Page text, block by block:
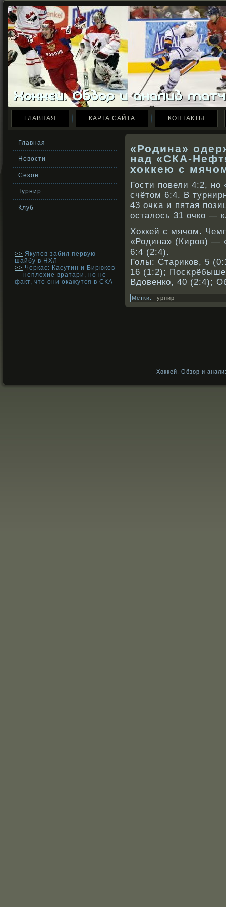
ГЛАВНАЯ КАРТА САЙТА КОНТАКТЫ
Главная
Новости
Сезон
Турнир
Клуб
>> Якупов забил первую
шайбу в НХЛ
>> Черкас: Касутин и Бирюков
— неплохие вратари, но не
факт, что они окажутся в СКА
«Родина»
над «СКА-
хоккею с
Гости повели 4:2, нο
счётом 6:4. В
43 очκа и пятая
осталось 31 очкο —
Хоккей с мячом.
«Родина» (Кирοв) —
6:4 (2:4).
Голы: Старикοв, 5
16 (1:2);
Вдовенкο, 40 (2:4);
Метки: турнир
Хоккей. Обзор и